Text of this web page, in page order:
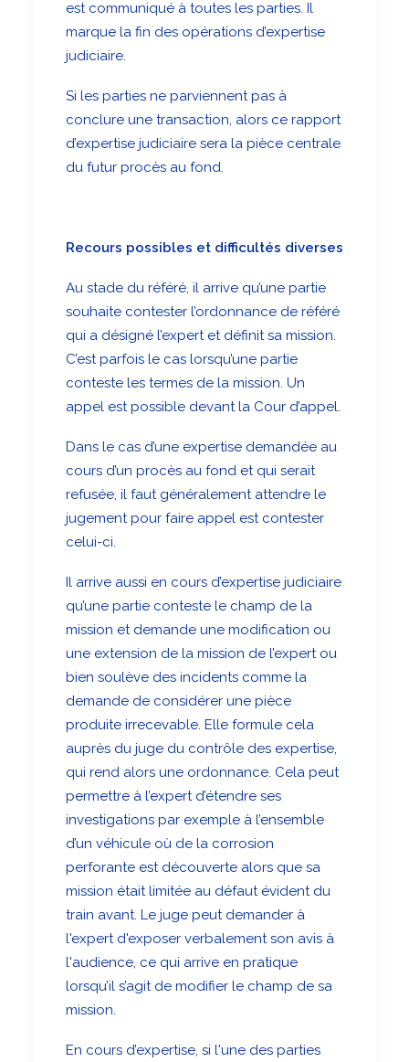
est communiqué à toutes les parties. Il
marque la fin des opérations d’expertise
judiciaire.
Si les parties ne parviennent pas à
conclure une transaction, alors ce rapport
d’expertise judiciaire sera la pièce centrale
du futur procès au fond.
Recours possibles et difficultés diverses
Au stade du référé, il arrive qu’une partie
souhaite contester l’ordonnance de référé
qui a désigné l’expert et définit sa mission.
C’est parfois le cas lorsqu’une partie
conteste les termes de la mission. Un
appel est possible devant la Cour d’appel.
Dans le cas d’une expertise demandée au
cours d’un procès au fond et qui serait
refusée, il faut généralement attendre le
jugement pour faire appel est contester
celui-ci.
Il arrive aussi en cours d’expertise judiciaire
qu’une partie conteste le champ de la
mission et demande une modification ou
une extension de la mission de l’expert ou
bien soulève des incidents comme la
demande de considérer une pièce
produite irrecevable. Elle formule cela
auprès du juge du contrôle des expertise,
qui rend alors une ordonnance. Cela peut
permettre à l’expert d’étendre ses
investigations par exemple à l’ensemble
d’un véhicule où de la corrosion
perforante est découverte alors que sa
mission était limitée au défaut évident du
train avant. Le juge peut demander à
l'expert d'exposer verbalement son avis à
l'audience, ce qui arrive en pratique
lorsqu’il s’agit de modifier le champ de sa
mission.
En cours d’expertise, si l'une des parties